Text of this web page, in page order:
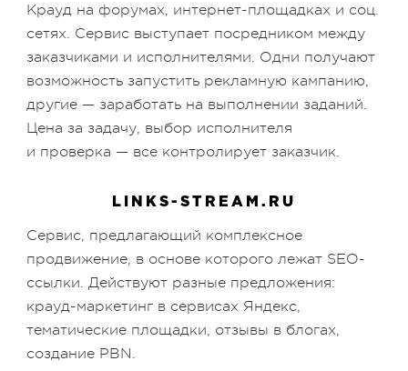
Крауд на форумах, интернет-площадках и соц.
сетях. Сервис выступает посредником между
заказчиками и исполнителями. Одни получают
возможность запустить рекламную кампанию,
другие — заработать на выполнении заданий.
Цена за задачу, выбор исполнителя
и проверка — все контролирует заказчик.
LINKS-STREAM.RU
Сервис, предлагающий комплексное
продвижение, в основе которого лежат SEO-
ссылки. Действуют разные предложения:
крауд-маркетинг в сервисах Яндекс,
тематические площадки, отзывы в блогах,
создание PBN.